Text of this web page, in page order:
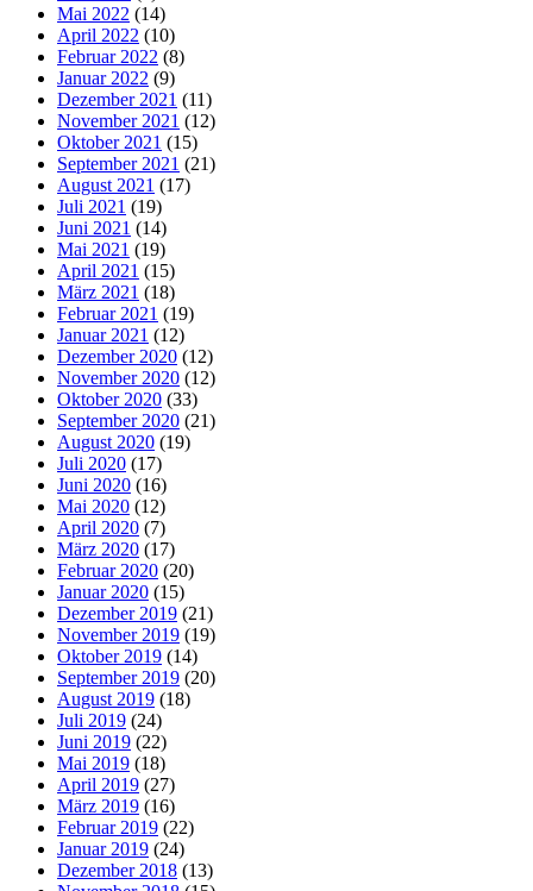
Mai 2022 (14)
April 2022 (10)
Februar 2022 (8)
Januar 2022 (9)
Dezember 2021 (11)
November 2021 (12)
Oktober 2021 (15)
September 2021 (21)
August 2021 (17)
Juli 2021 (19)
Juni 2021 (14)
Mai 2021 (19)
April 2021 (15)
März 2021 (18)
Februar 2021 (19)
Januar 2021 (12)
Dezember 2020 (12)
November 2020 (12)
Oktober 2020 (33)
September 2020 (21)
August 2020 (19)
Juli 2020 (17)
Juni 2020 (16)
Mai 2020 (12)
April 2020 (7)
März 2020 (17)
Februar 2020 (20)
Januar 2020 (15)
Dezember 2019 (21)
November 2019 (19)
Oktober 2019 (14)
September 2019 (20)
August 2019 (18)
Juli 2019 (24)
Juni 2019 (22)
Mai 2019 (18)
April 2019 (27)
März 2019 (16)
Februar 2019 (22)
Januar 2019 (24)
Dezember 2018 (13)